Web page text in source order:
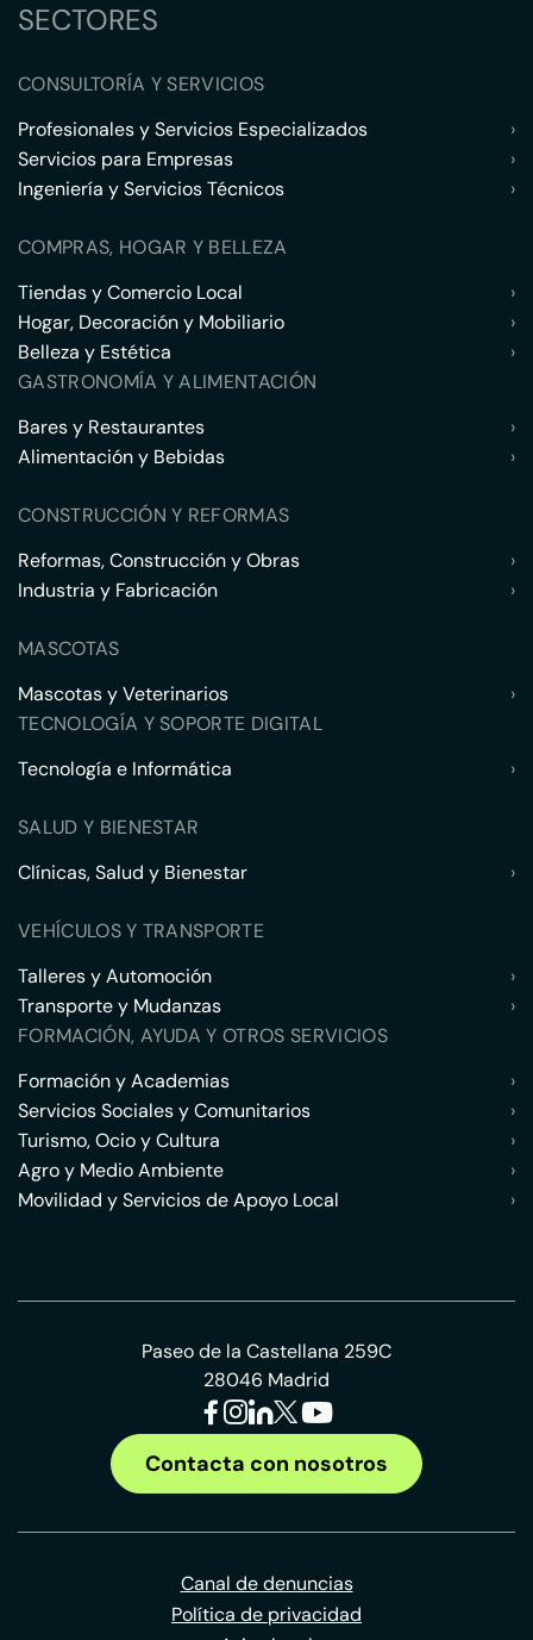
SECTORES
CONSULTORÍA Y SERVICIOS
Profesionales y Servicios Especializados
›
Servicios para Empresas
›
Ingeniería y Servicios Técnicos
›
COMPRAS, HOGAR Y BELLEZA
Tiendas y Comercio Local
›
Hogar, Decoración y Mobiliario
›
Belleza y Estética
›
GASTRONOMÍA Y ALIMENTACIÓN
Bares y Restaurantes
›
Alimentación y Bebidas
›
CONSTRUCCIÓN Y REFORMAS
Reformas, Construcción y Obras
›
Industria y Fabricación
›
MASCOTAS
Mascotas y Veterinarios
›
TECNOLOGÍA Y SOPORTE DIGITAL
Tecnología e Informática
›
SALUD Y BIENESTAR
Clínicas, Salud y Bienestar
›
VEHÍCULOS Y TRANSPORTE
Talleres y Automoción
›
Transporte y Mudanzas
›
FORMACIÓN, AYUDA Y OTROS SERVICIOS
Formación y Academias
›
Servicios Sociales y Comunitarios
›
Turismo, Ocio y Cultura
›
Agro y Medio Ambiente
›
Movilidad y Servicios de Apoyo Local
›
Paseo de la Castellana 259C
28046 Madrid
Contacta con nosotros
Canal de denuncias
Política de privacidad